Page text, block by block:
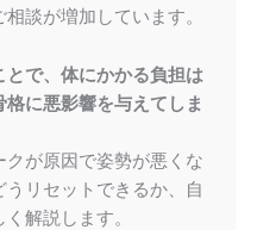
談が増加しています。
で、体にかかる負担は
に悪影響を与えてしま
が原因で姿勢が悪くな
リセットできるか、自
解説します。